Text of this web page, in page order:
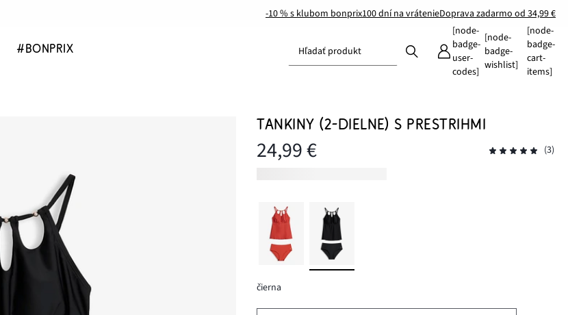
-10 % s klubom bonprix100 dní na vrátenieDoprava zadarmo od 34,99 €
#BONPRIX Hľadať produkt
[node-
badge-
user-
codes]
[node-
badge-
wishlist]
[node-
badge-
cart-
items]
TANKINY (2-DIELNE) S PRESTRIHMI
24,99 € (3)
čierna